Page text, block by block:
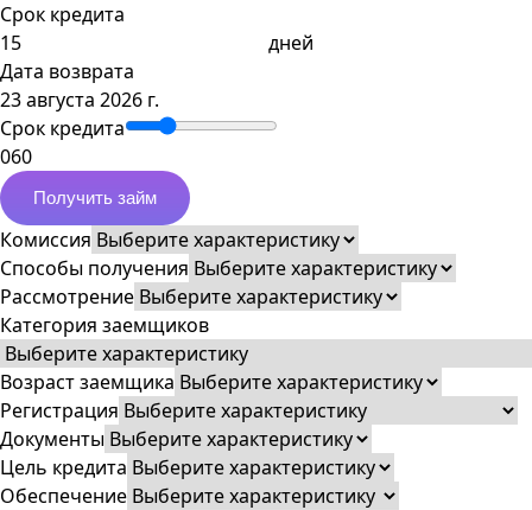
Срок кредита
дней
Дата возврата
23 августа 2026 г.
Срок кредита
060
Получить займ
Комиссия
Способы получения
Рассмотрение
Категория заемщиков
Возраст заемщика
Регистрация
Документы
Цель кредита
Обеспечение